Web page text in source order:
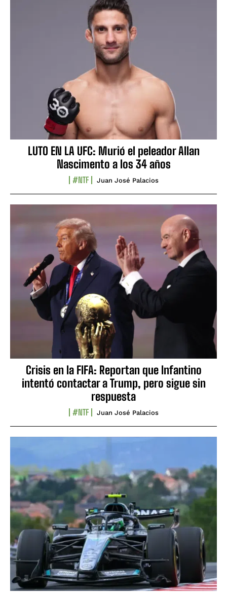
LUTO EN LA UFC: Murió el peleador Allan
Nascimento a los 34 años
#NTF Juan José Palacios
Crisis en la FIFA: Reportan que Infantino
intentó contactar a Trump, pero sigue sin
respuesta
#NTF Juan José Palacios